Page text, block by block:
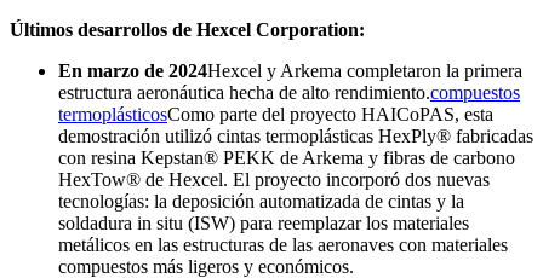
Últimos desarrollos de Hexcel Corporation:
En marzo de 2024Hexcel y Arkema completaron la primera
estructura aeronáutica hecha de alto rendimiento.compuestos
termoplásticosComo parte del proyecto HAICoPAS, esta
demostración utilizó cintas termoplásticas HexPly® fabricadas
con resina Kepstan® PEKK de Arkema y fibras de carbono
HexTow® de Hexcel. El proyecto incorporó dos nuevas
tecnologías: la deposición automatizada de cintas y la
soldadura in situ (ISW) para reemplazar los materiales
metálicos en las estructuras de las aeronaves con materiales
compuestos más ligeros y económicos.